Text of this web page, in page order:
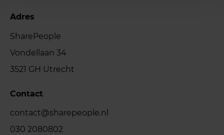
Adres
SharePeople
Vondellaan 34
3521 GH Utrecht
Contact
contact@sharepeople.nl
030 2080802